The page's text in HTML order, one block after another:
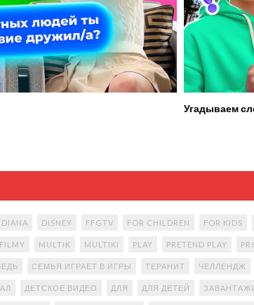
Угадываем
DIANA DISNEY FFGTV FOR CHILDREN FOR KIDS
MULTIK MULTIKI PLAY PRETEND PLAY
СЕМЬЯ ИГРАЕТ В ИГРЫ ТЕРАНИТ ЧЕЛЛЕНДЖ
ДЕТСКОЕ ВИДЕО ДЛЯ ДЛЯ ДЕТЕЙ